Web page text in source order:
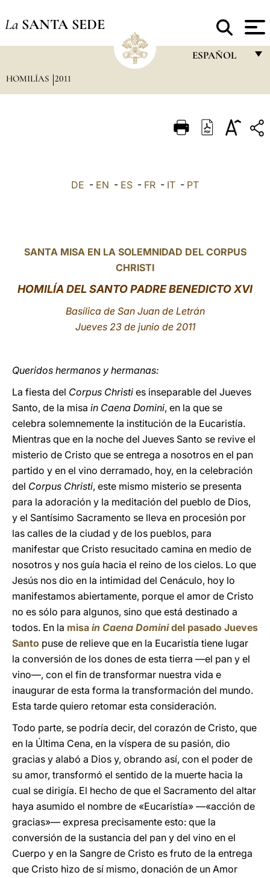
La SANTA SEDE
ESPAÑOL
ITALIANO
LATINE
HOMILÍAS 2011
DE - EN - ES - FR - IT - PT
SANTA MISA EN LA SOLEMNIDAD DEL CORPUS
CHRISTI
HOMILÍA DEL SANTO PADRE BENEDICTO XVI
Basílica de San Juan de Letrán
Jueves 23 de junio de 2011
Queridos hermanos y hermanas:
La fiesta del Corpus Christi es inseparable del Jueves
Santo, de la misa in Caena Domini, en la que se
celebra solemnemente la institución de la Eucaristía.
Mientras que en la noche del Jueves Santo se revive el
misterio de Cristo que se entrega a nosotros en el pan
partido y en el vino derramado, hoy, en la celebración
del Corpus Christi, este mismo misterio se presenta
para la adoración y la meditación del pueblo de Dios,
y el Santísimo Sacramento se lleva en procesión por
las calles de la ciudad y de los pueblos, para
manifestar que Cristo resucitado camina en medio de
nosotros y nos guía hacia el reino de los cielos. Lo que
Jesús nos dio en la intimidad del Cenáculo, hoy lo
manifestamos abiertamente, porque el amor de Cristo
no es sólo para algunos, sino que está destinado a
todos. En la misa in Caena Dominidel pasado Jueves
Santo puse de relieve que en la Eucaristía tiene lugar
la conversión de los dones de esta tierra —el pan y el
vino—, con el fin de transformar nuestra vida e
inaugurar de esta forma la transformación del mundo.
Esta tarde quiero retomar esta consideración.
Todo parte, se podría decir, del corazón de Cristo, que
en la Última Cena, en la víspera de su pasión, dio
gracias y alabó a Dios y, obrando así, con el poder de
su amor, transformó el sentido de la muerte hacia la
cual se dirigía. El hecho de que el Sacramento del altar
haya asumido el nombre de «Eucaristía» —«acción de
gracias»— expresa precisamente esto: que la
conversión de la sustancia del pan y del vino en el
Cuerpo y en la Sangre de Cristo es fruto de la entrega
que Cristo hizo de sí mismo, donación de un Amor